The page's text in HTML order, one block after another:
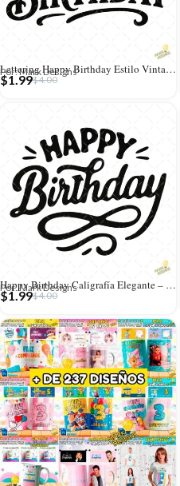
Lettering Happy Birthday Estilo Vintage – Formato AI SVG PNG 4K
Por: Mark Designs
$4.00
$1.99
Happy Birthday Caligrafía Elegante – Diseño Vectorial y PNG 4K
Por: Mark Designs
$4.00
$1.99